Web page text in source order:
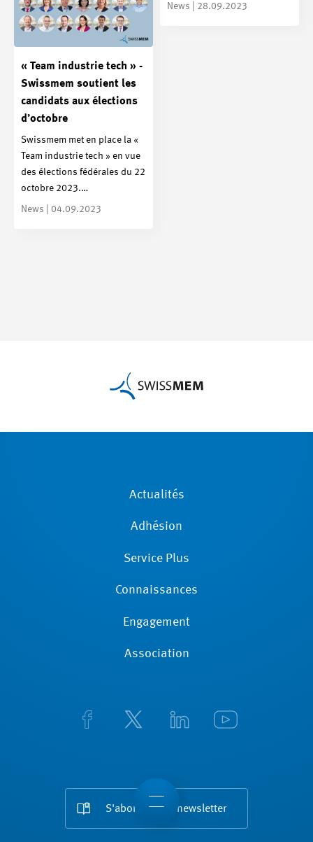
News | 28.09.2023
« Team industrie tech » -
Swissmem soutient les
candidats aux élections
d’octobre
Swissmem met en place la «
Team industrie tech » en vue
des élections fédérales du 22
octobre 2023.…
News | 04.09.2023
Actualités
Adhésion
Service Plus
Connaissances
Engagement
Association
S'abonner à la newsletter